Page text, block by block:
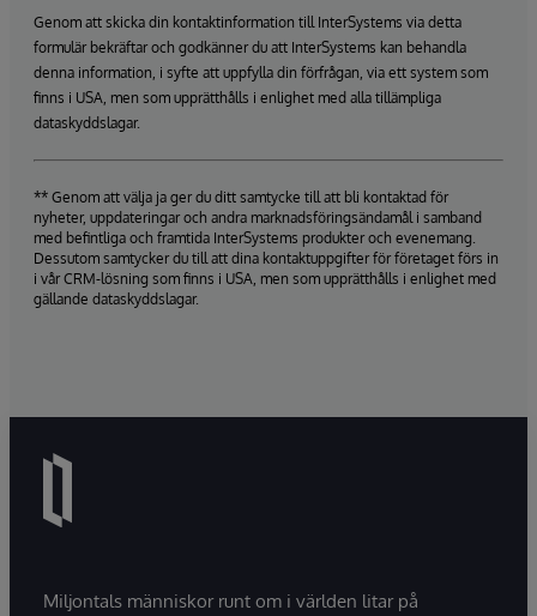
Genom att skicka din kontaktinformation till InterSystems via detta
formulär bekräftar och godkänner du att InterSystems kan behandla
denna information, i syfte att uppfylla din förfrågan, via ett system som
finns i USA, men som upprätthålls i enlighet med alla tillämpliga
dataskyddslagar.
** Genom att välja ja ger du ditt samtycke till att bli kontaktad för
nyheter, uppdateringar och andra marknadsföringsändamål i samband
med befintliga och framtida InterSystems produkter och evenemang.
Dessutom samtycker du till att dina kontaktuppgifter för företaget förs in
i vår CRM-lösning som finns i USA, men som upprätthålls i enlighet med
gällande dataskyddslagar.
Miljontals människor runt om i världen litar på